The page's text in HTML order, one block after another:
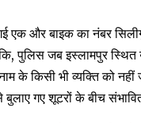
एक और बाइक का नंबर
पुलिस जब इस्लामपुर स्थित
के किसी भी व्यक्ति को
गए शूटरों के बीच